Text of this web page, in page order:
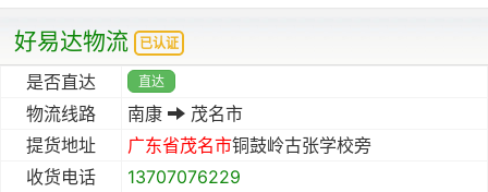
好易达物流 已认证
是否直达 直达
物流线路 南康
茂名市
提货地址
广东省茂名市铜鼓岭古张学校旁
收货电话
13707076229